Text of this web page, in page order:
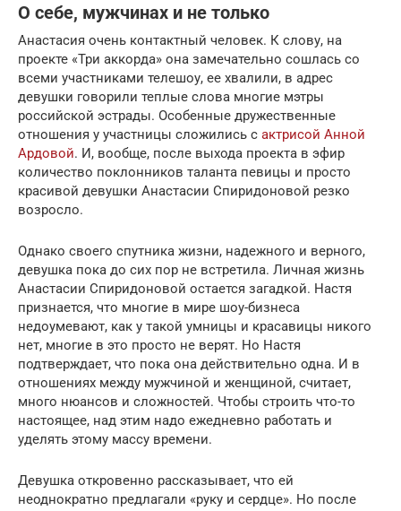
О себе, мужчинах и не только
Анастасия очень контактный человек. К слову, на
проекте «Три аккорда» она замечательно сошлась со
всеми участниками телешоу, ее хвалили, в адрес
девушки говорили теплые слова многие мэтры
российской эстрады. Особенные дружественные
отношения у участницы сложились с актрисой Анной
Ардовой. И, вообще, после выхода проекта в эфир
количество поклонников таланта певицы и просто
красивой девушки Анастасии Спиридоновой резко
возросло.
Однако своего спутника жизни, надежного и верного,
девушка пока до сих пор не встретила. Личная жизнь
Анастасии Спиридоновой остается загадкой. Настя
признается, что многие в мире шоу-бизнеса
недоумевают, как у такой умницы и красавицы никого
нет, многие в это просто не верят. Но Настя
подтверждает, что пока она действительно одна. И в
отношениях между мужчиной и женщиной, считает,
много нюансов и сложностей. Чтобы строить что-то
настоящее, над этим надо ежедневно работать и
уделять этому массу времени.
Девушка откровенно рассказывает, что ей
неоднократно предлагали «руку и сердце». Но после